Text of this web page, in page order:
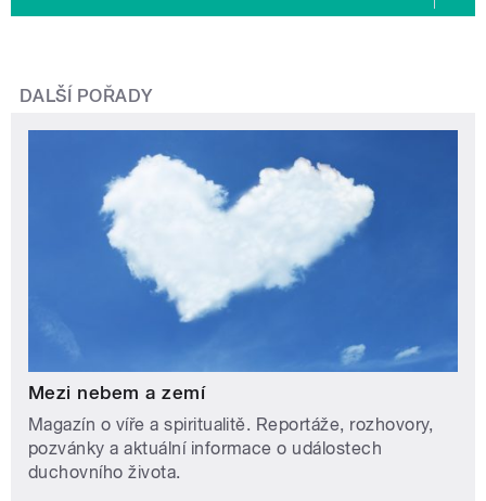
DALŠÍ POŘADY
Mezi nebem a zemí
Magazín o víře a spiritualitě. Reportáže, rozhovory,
pozvánky a aktuální informace o událostech
duchovního života.